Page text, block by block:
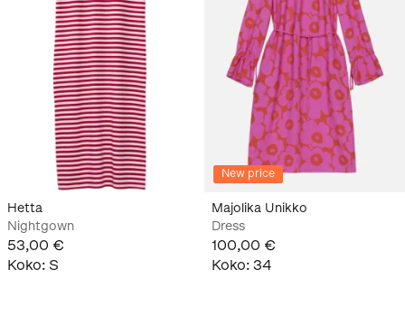
Hetta
Nightgown
53,00 €
Koko: S
New price
Majolika Unikko
Dress
100,00 €
Koko: 34